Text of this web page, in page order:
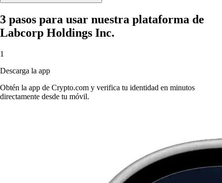
3 pasos para usar nuestra plataforma de
Labcorp Holdings Inc.
1
Descarga la app
Obtén la app de Crypto.com y verifica tu identidad en minutos
directamente desde tu móvil.